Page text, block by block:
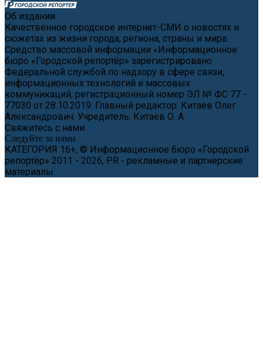
Об издании
Качественное городское интернет-СМИ о новостях и
сюжетах из жизни города, региона, страны и мира.
Средство массовой информации «Информационное
бюро «Городской репортёр» зарегистрировано
Федеральной службой по надзору в сфере связи,
информационных технологий и массовых
коммуникаций, регистрационный номер ЭЛ № ФС 77 -
77030 от 28.10.2019. Главный редактор: Китаев Олег
Александрович. Учредитель: Китаев О. А.
Свяжитесь с нами:
Следуйте за нами
КАТЕГОРИЯ 16+, © Информационное бюро «Городской
репортёр» 2011 - 2026, PR - рекламные и партнерские
материалы.